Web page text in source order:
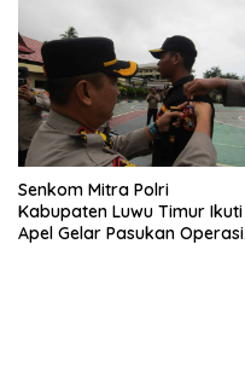
Senkom Mitra Polri
Kabupaten Luwu Timur Ikuti
Apel Gelar Pasukan Operasi